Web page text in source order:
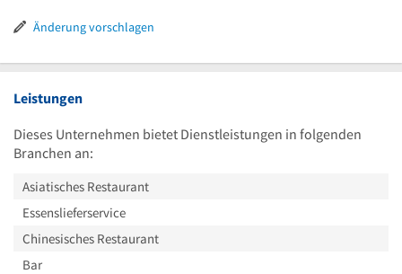
30
Uhr
14
30
bis
Uhr
Uhr
Änderung vorschlagen
Leistungen
Dieses Unternehmen bietet Dienstleistungen in folgenden
Branchen an:
Asiatisches Restaurant
Essenslieferservice
Chinesisches Restaurant
Bar